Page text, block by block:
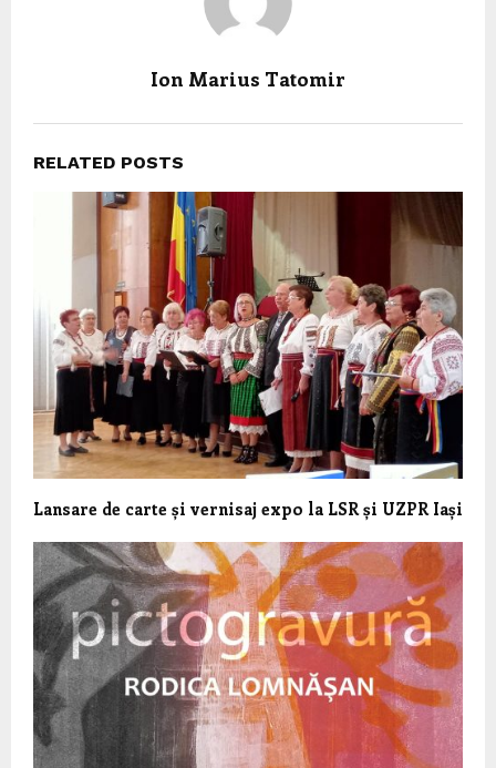
Ion Marius Tatomir
RELATED POSTS
Lansare de carte și vernisaj expo la LSR și UZPR Iași